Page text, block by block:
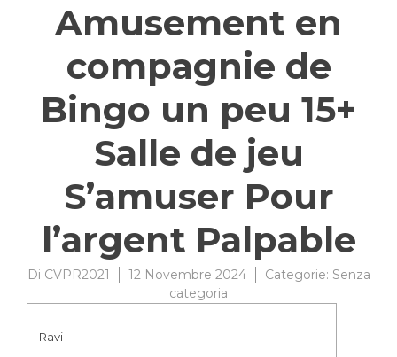
Amusement en
compagnie de
Bingo un peu 15+
Salle de jeu
S’amuser Pour
l’argent Palpable
Di CVPR2021 12 Novembre 2024 Categorie: Senza
categoria
Ravi